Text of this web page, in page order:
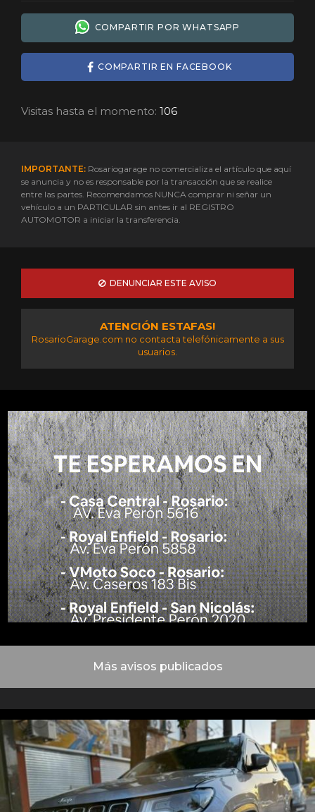
COMPARTIR POR WHATSAPP
COMPARTIR EN FACEBOOK
Visitas hasta el momento: 106
IMPORTANTE: Rosariogarage no comercializa el artículo que aquí
se anuncia y no es responsable por la transacción que se realice
entre las partes. Recomendamos NUNCA comprar ni señar un
vehículo a un PARTICULAR sin antes ir al REGISTRO
AUTOMOTOR a iniciar la transferencia.
DENUNCIAR ESTE AVISO
ATENCIÓN ESTAFAS!
RosarioGarage.com no contacta telefónicamente a sus
usuarios.
Más avisos publicados